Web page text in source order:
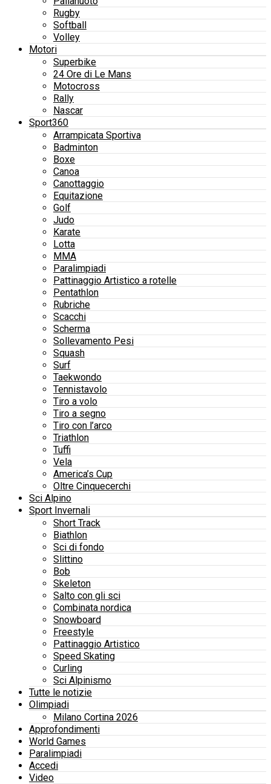
Rugby
Softball
Volley
Motori
Superbike
24 Ore di Le Mans
Motocross
Rally
Nascar
Sport360
Arrampicata Sportiva
Badminton
Boxe
Canoa
Canottaggio
Equitazione
Golf
Judo
Karate
Lotta
MMA
Paralimpiadi
Pattinaggio Artistico a rotelle
Pentathlon
Rubriche
Scacchi
Scherma
Sollevamento Pesi
Squash
Surf
Taekwondo
Tennistavolo
Tiro a volo
Tiro a segno
Tiro con l’arco
Triathlon
Tuffi
Vela
America’s Cup
Oltre Cinquecerchi
Sci Alpino
Sport Invernali
Short Track
Biathlon
Sci di fondo
Slittino
Bob
Skeleton
Salto con gli sci
Combinata nordica
Snowboard
Freestyle
Pattinaggio Artistico
Speed Skating
Curling
Sci Alpinismo
Tutte le notizie
Olimpiadi
Milano Cortina 2026
Approfondimenti
World Games
Paralimpiadi
Accedi
Video